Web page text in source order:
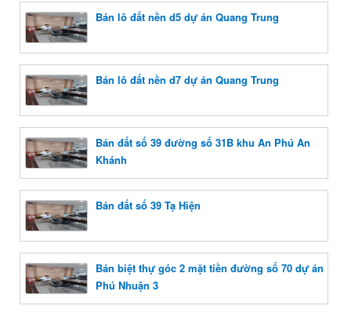
Bán lô đất nền d5 dự án Quang Trung
Bán lô đất nền d7 dự án Quang Trung
Bán đất số 39 đường số 31B khu An Phú An
Khánh
Bán đất số 39 Tạ Hiện
Bán biệt thự góc 2 mặt tiền đường số 70 dự án
Phú Nhuận 3